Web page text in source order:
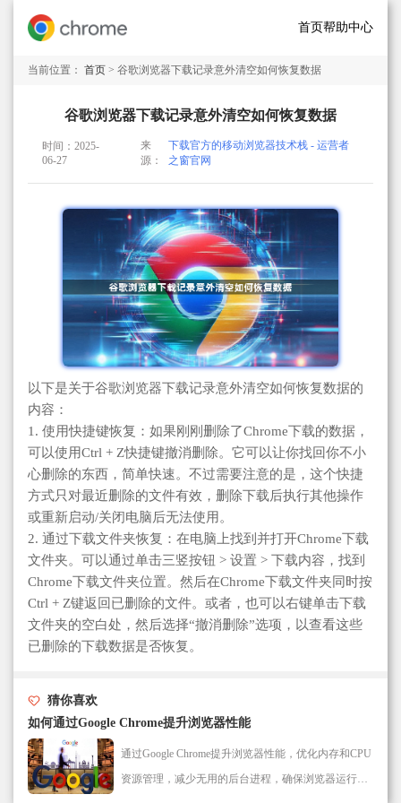
首页帮助中心
当前位置： 首页 > 谷歌浏览器下载记录意外清空如何恢复数据
谷歌浏览器下载记录意外清空如何恢复数据
时间：2025-
06-27
来
源：
下载官方的移动浏览器技术栈 - 运营者
之窗官网
以下是关于谷歌浏览器下载记录意外清空如何恢复数据的
内容：
1. 使用快捷键恢复：如果刚刚删除了Chrome下载的数据，
可以使用Ctrl + Z快捷键撤消删除。它可以让你找回你不小
心删除的东西，简单快速。不过需要注意的是，这个快捷
方式只对最近删除的文件有效，删除下载后执行其他操作
或重新启动/关闭电脑后无法使用。
2. 通过下载文件夹恢复：在电脑上找到并打开Chrome下载
文件夹。可以通过单击三竖按钮 > 设置 > 下载内容，找到
Chrome下载文件夹位置。然后在Chrome下载文件夹同时按
Ctrl + Z键返回已删除的文件。或者，也可以右键单击下载
文件夹的空白处，然后选择“撤消删除”选项，以查看这些
已删除的下载数据是否恢复。
猜你喜欢
如何通过Google Chrome提升浏览器性能
通过Google Chrome提升浏览器性能，优化内存和CPU
资源管理，减少无用的后台进程，确保浏览器运行更